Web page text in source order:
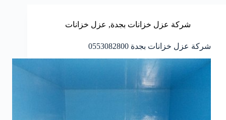
شركة عزل خزانات بجدة, عزل خزانات
شركة عزل خزانات بجدة 0553082800